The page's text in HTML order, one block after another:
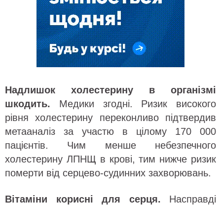
Надлишок холестерину в організмі
шкодить. Медики згодні. Ризик високого
рівня холестерину переконливо підтвердив
метааналіз за участю в цілому 170 000
пацієнтів. Чим менше небезпечного
холестерину ЛПНЩ в крові, тим нижче ризик
померти від серцево-судинних захворювань.
Вітаміни корисні для серця. Насправді